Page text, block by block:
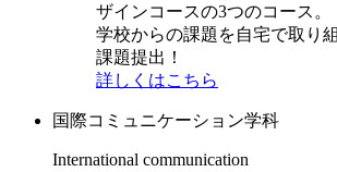
ザインコースの3つのコース。
学校からの課題を自宅で取り
課題提出！
詳しくはこちら
国際コミュニケーション学科
International communication